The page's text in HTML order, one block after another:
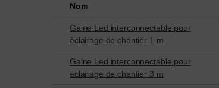
Nom
Gaine Led interconnectable pour
éclairage de chantier 1 m
Gaine Led interconnectable pour
éclairage de chantier 3 m